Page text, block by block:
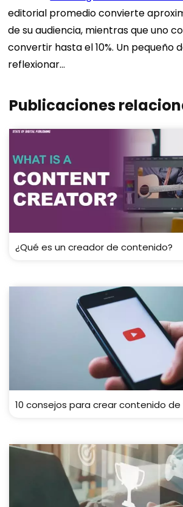
editorial promedio convierte
de su audiencia, mientras que uno
convertir hasta el 10%. Un pequeño
reflexionar…
Publicaciones
¿Qué es un creador de contenido?
10 consejos para crear contenido